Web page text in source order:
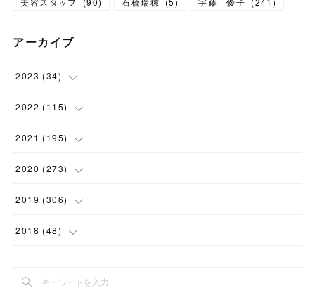
アーカイブ
2023 (34)
( 1 )
(2)
(3)
( 6 )
(7)
2022 (115)
(8)
(7)
(8)
( 7 )
(9)
2021 (195)
(14)
(9)
(11
(16)
2020 (273)
(29)
(21
( 22)
2019 (306)
(22
24)
2018 (48)